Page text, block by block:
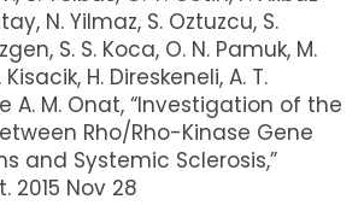
N. Yilmaz, S. Oztuzcu, S.
S. S. Koca, O. N. Pamuk, M.
H. Direskeneli, A. T.
A. M. Onat, “Investigation of the
Rho/Rho-Kinase Gene
and Systemic Sclerosis,”
2015 Nov 28